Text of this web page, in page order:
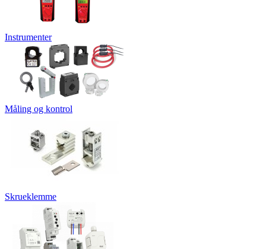
Instrumenter
Måling og kontrol
Skrueklemme